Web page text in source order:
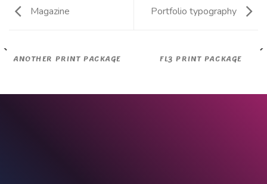
Magazine Portfolio typography
ANOTHER PRINT PACKAGE FL3 PRINT PACKAGE